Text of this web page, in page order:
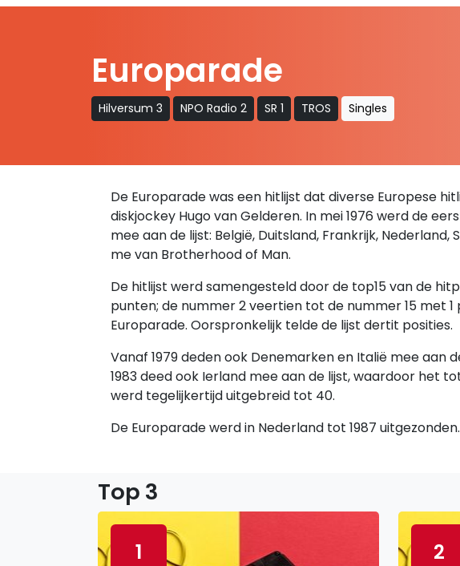
Europarade
Hilversum 3 NPO Radio 2 SR 1 TROS Singles
De Europarade was een hitlijst dat diverse Europese
diskjockey Hugo van Gelderen. In mei 1976 werd de
mee aan de lijst: België, Duitsland, Frankrijk,
me van Brotherhood of Man.
De hitlijst werd samengesteld door de top15 van de
punten; de nummer 2 veertien tot de nummer 15 met
Europarade. Oorspronkelijk telde de lijst dertit posities.
Vanaf 1979 deden ook Denemarken en Italië mee aan
1983 deed ook Ierland mee aan de lijst, waardoor het
werd tegelijkertijd uitgebreid tot 40.
De Europarade werd in Nederland tot 1987
Top 3
1 2